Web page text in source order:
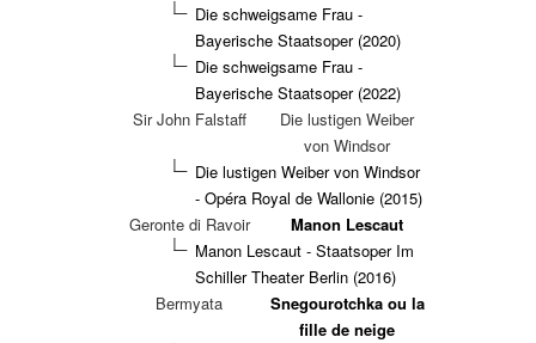
Die schweigsame Frau -
Bayerische Staatsoper (2020)
Die schweigsame Frau -
Bayerische Staatsoper (2022)
Sir John Falstaff
Die lustigen Weiber
von Windsor
Die lustigen Weiber von Windsor
- Opéra Royal de Wallonie (2015)
Geronte di Ravoir
Manon Lescaut
Manon Lescaut - Staatsoper Im
Schiller Theater Berlin (2016)
Bermyata
Snegourotchka ou la
fille de neige